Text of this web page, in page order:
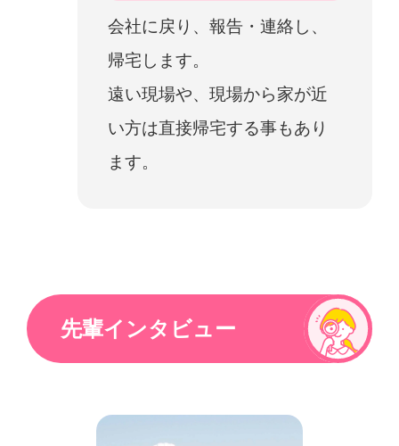
会社に戻り、報告・連絡し、
帰宅します。
遠い現場や、現場から家が近
い方は直接帰宅する事もあり
ます。
先輩インタビュー